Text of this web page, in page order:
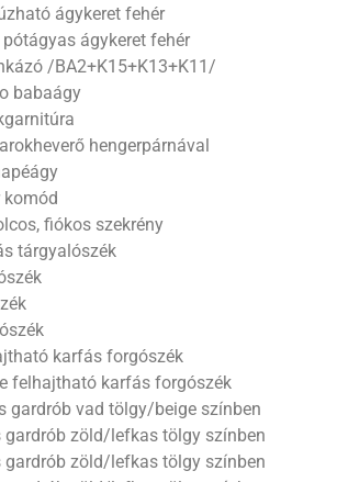
ágykeret fehér
pótágyas ágykeret fehér
/BA2+K15+K13+K11/
babaágy
hengerpárnával
komód
fiókos szekrény
tárgyalószék
karfás forgószék
felhajtható karfás forgószék
gardrób vad tölgy/beige színben
gardrób zöld/lefkas tölgy színben
gardrób zöld/lefkas tölgy színben